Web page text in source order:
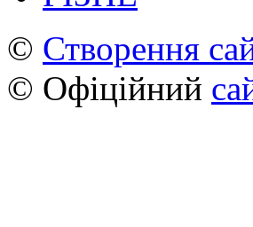
© Створення
© Офіційний